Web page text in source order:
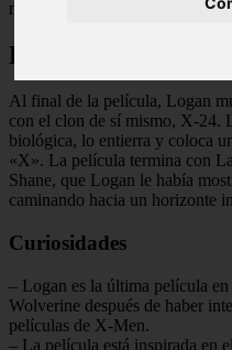
mutantes.
Final Explicado
Al final de la película, Logan
con el clon de sí mismo, X-24.
biológica, lo entierra y coloca
«X». La película termina con
Shane, que Logan le había
caminando hacia un horizonte
Curiosidades
– Logan es la última película
Wolverine después de haber
películas de X-Men.
– La película está inspirada en